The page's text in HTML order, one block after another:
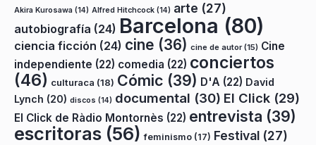
Akira Kurosawa (14) Alfred Hitchcock (14) arte (27)
autobiografía (24) Barcelona (80)
ciencia ficción (24) cine (36) cine de autor(15) Cine
independiente (22) comedia (22) conciertos
(46) culturaca (18) Cómic (39) D'A (22) David
Lynch (20) discos (14) documental (30) El Click (29)
El Click de Ràdio Montornès (22) entrevista (39)
escritoras (56) feminismo (17) Festival (27)